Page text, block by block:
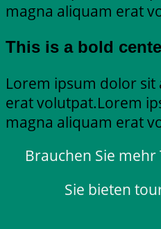
magna aliquam erat
This is a bold
Lorem ipsum dolor
erat volutpat.Lorem
magna aliquam erat
Brauchen Sie
Sie bieten